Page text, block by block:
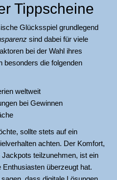
Tippscheine
Glücksspiel grundlegend
sind dabei für viele
bei der Wahl ihres
besonders die folgenden
weltweit
bei Gewinnen
sollte stets auf ein
achten. Der Komfort,
teilzunehmen, ist ein
überzeugt hat.